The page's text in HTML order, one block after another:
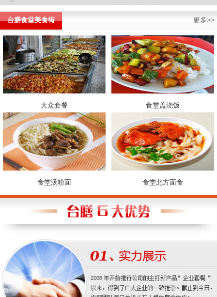
台膳食堂美食街 更多>>
大众套餐 食堂盖浇饭
食堂汤粉面 食堂北方面食